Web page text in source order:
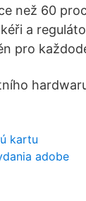
než 60
a
pro
kartu
adobe